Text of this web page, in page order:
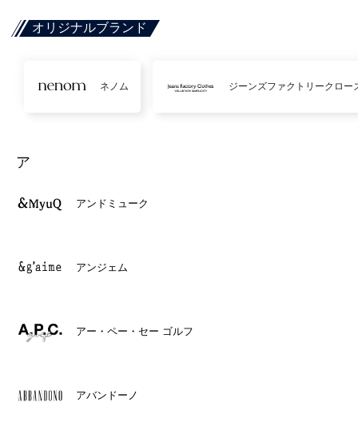
オリジナルブランド
ネノム ジーンズファクトリークロー
ア
アンドミューク
アンジェム
アー・ペー・セー ゴルフ
アバンドーノ